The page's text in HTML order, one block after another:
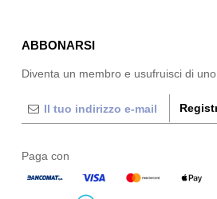
ABBONARSI
Diventa un membro e usufruisci di
Paga con